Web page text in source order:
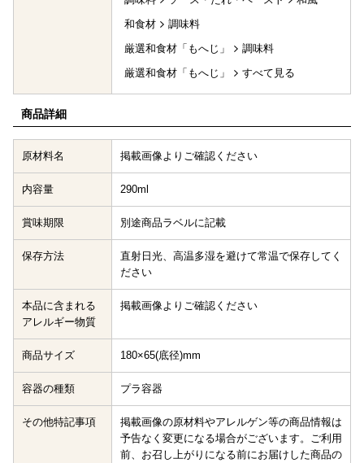
和食材
調味料
厳選和食材「もへじ」
調味料
厳選和食材「もへじ」
すべて見る
商品詳細
原材料名 掲載画像よりご確認ください
内容量 290ml
賞味期限 別途商品ラベルに記載
保存方法
直射日光、高温多湿を避けて常温で保存してく
ださい
本品に含まれる
アレルギー物質
掲載画像よりご確認ください
商品サイズ 180×65(底径)mm
容器の種類 プラ容器
その他特記事項
掲載画像の原材料やアレルゲン等の商品情報は
予告なく変更になる場合がございます。ご利用
前、お召し上がりになる前にお届けした商品の